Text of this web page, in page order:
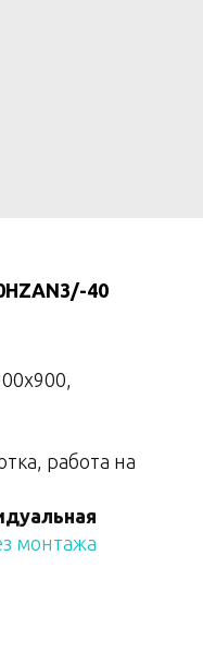
40
работа на
монтажа